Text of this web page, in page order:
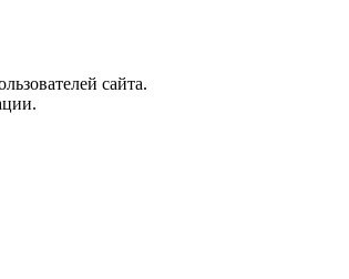
сайта.